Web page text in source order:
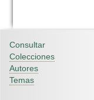
Consultar
Colecciones
Autores
Temas